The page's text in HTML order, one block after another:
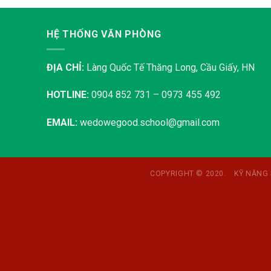
HỆ THỐNG VĂN PHÒNG
ĐỊA CHỈ: Làng Quốc Tế Thăng Long, Cầu Giấy, HN
HOTLINE: 0904 852 731 – 0973 455 492
EMAIL: wedowegood.school@gmail.com
COPYRIGHT © 2020. KỸ NĂNG